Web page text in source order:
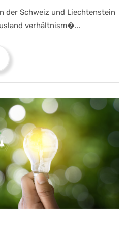
der Schweiz und Liechtenstein
verhältnism�...